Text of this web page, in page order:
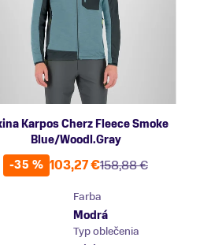
Karpos Cherz Fleece Smoke
Blue/Woodl.Gray
-35 %
158,88 €
103,27 €
Farba
Modrá
Typ oblečenia